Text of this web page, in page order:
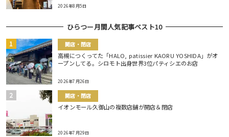
2026年8月5日
ひらつー月間人気記事ベスト10
開店・閉店
高槻につくってた「HALO, patissier KAORU YOSHIDA」がオ
ープンしてる。シロモト出身世界3位パティシエのお店
2026年7月26日
開店・閉店
イオンモール久御山の複数店舗が開店＆閉店
2026年7月29日